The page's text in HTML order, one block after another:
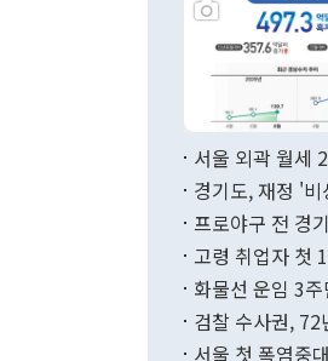
서울 외곽 월세
경기도, 재정 '
프로야구 전 경
고령 취업자 첫
화물선 운임 3
검찰 수사권, 72
서울 첫 폭염중